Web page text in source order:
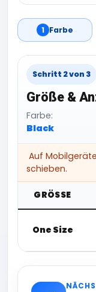
1 Farbe
Schritt 2 von 3
Größe &
Farbe:
Black
Auf
schieben.
GRÖSSE
One Size